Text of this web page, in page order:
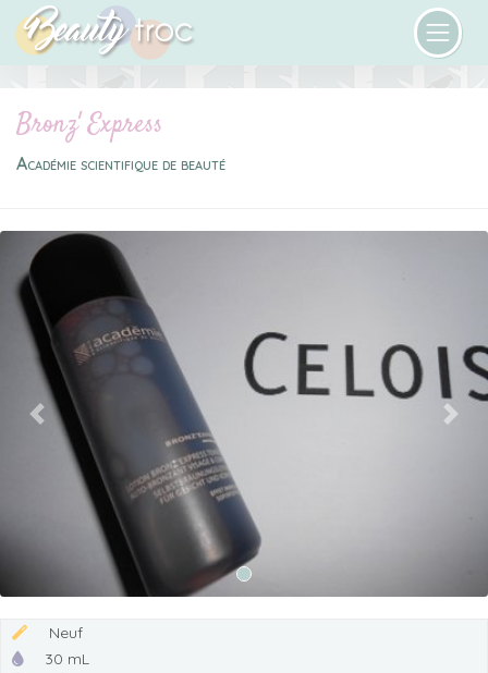
Bronz' Express
Académie scientifique de beauté
Previous Next
Neuf
30 mL